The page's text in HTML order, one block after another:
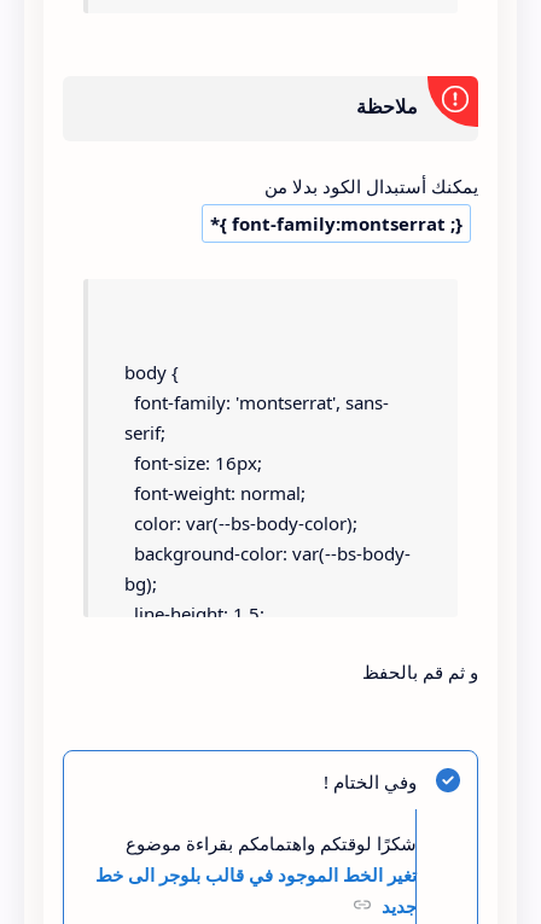
ملاحظة
يمكنك أستبدال الكود بدلا من
*{ font-family:montserrat ;}
body {
font-family: 'montserrat', sans-
serif;
font-size: 16px;
font-weight: normal;
color: var(--bs-body-color);
background-color: var(--bs-body-
bg);
line-height: 1.5;
body, p, h1, h2, h3, h4, h5, h6, a,
و ثم قم بالحفظ
وفي الختام !
شكرًا لوقتكم واهتمامكم بقراءة موضوع
تغير الخط الموجود في قالب بلوجر الى خط
جديد